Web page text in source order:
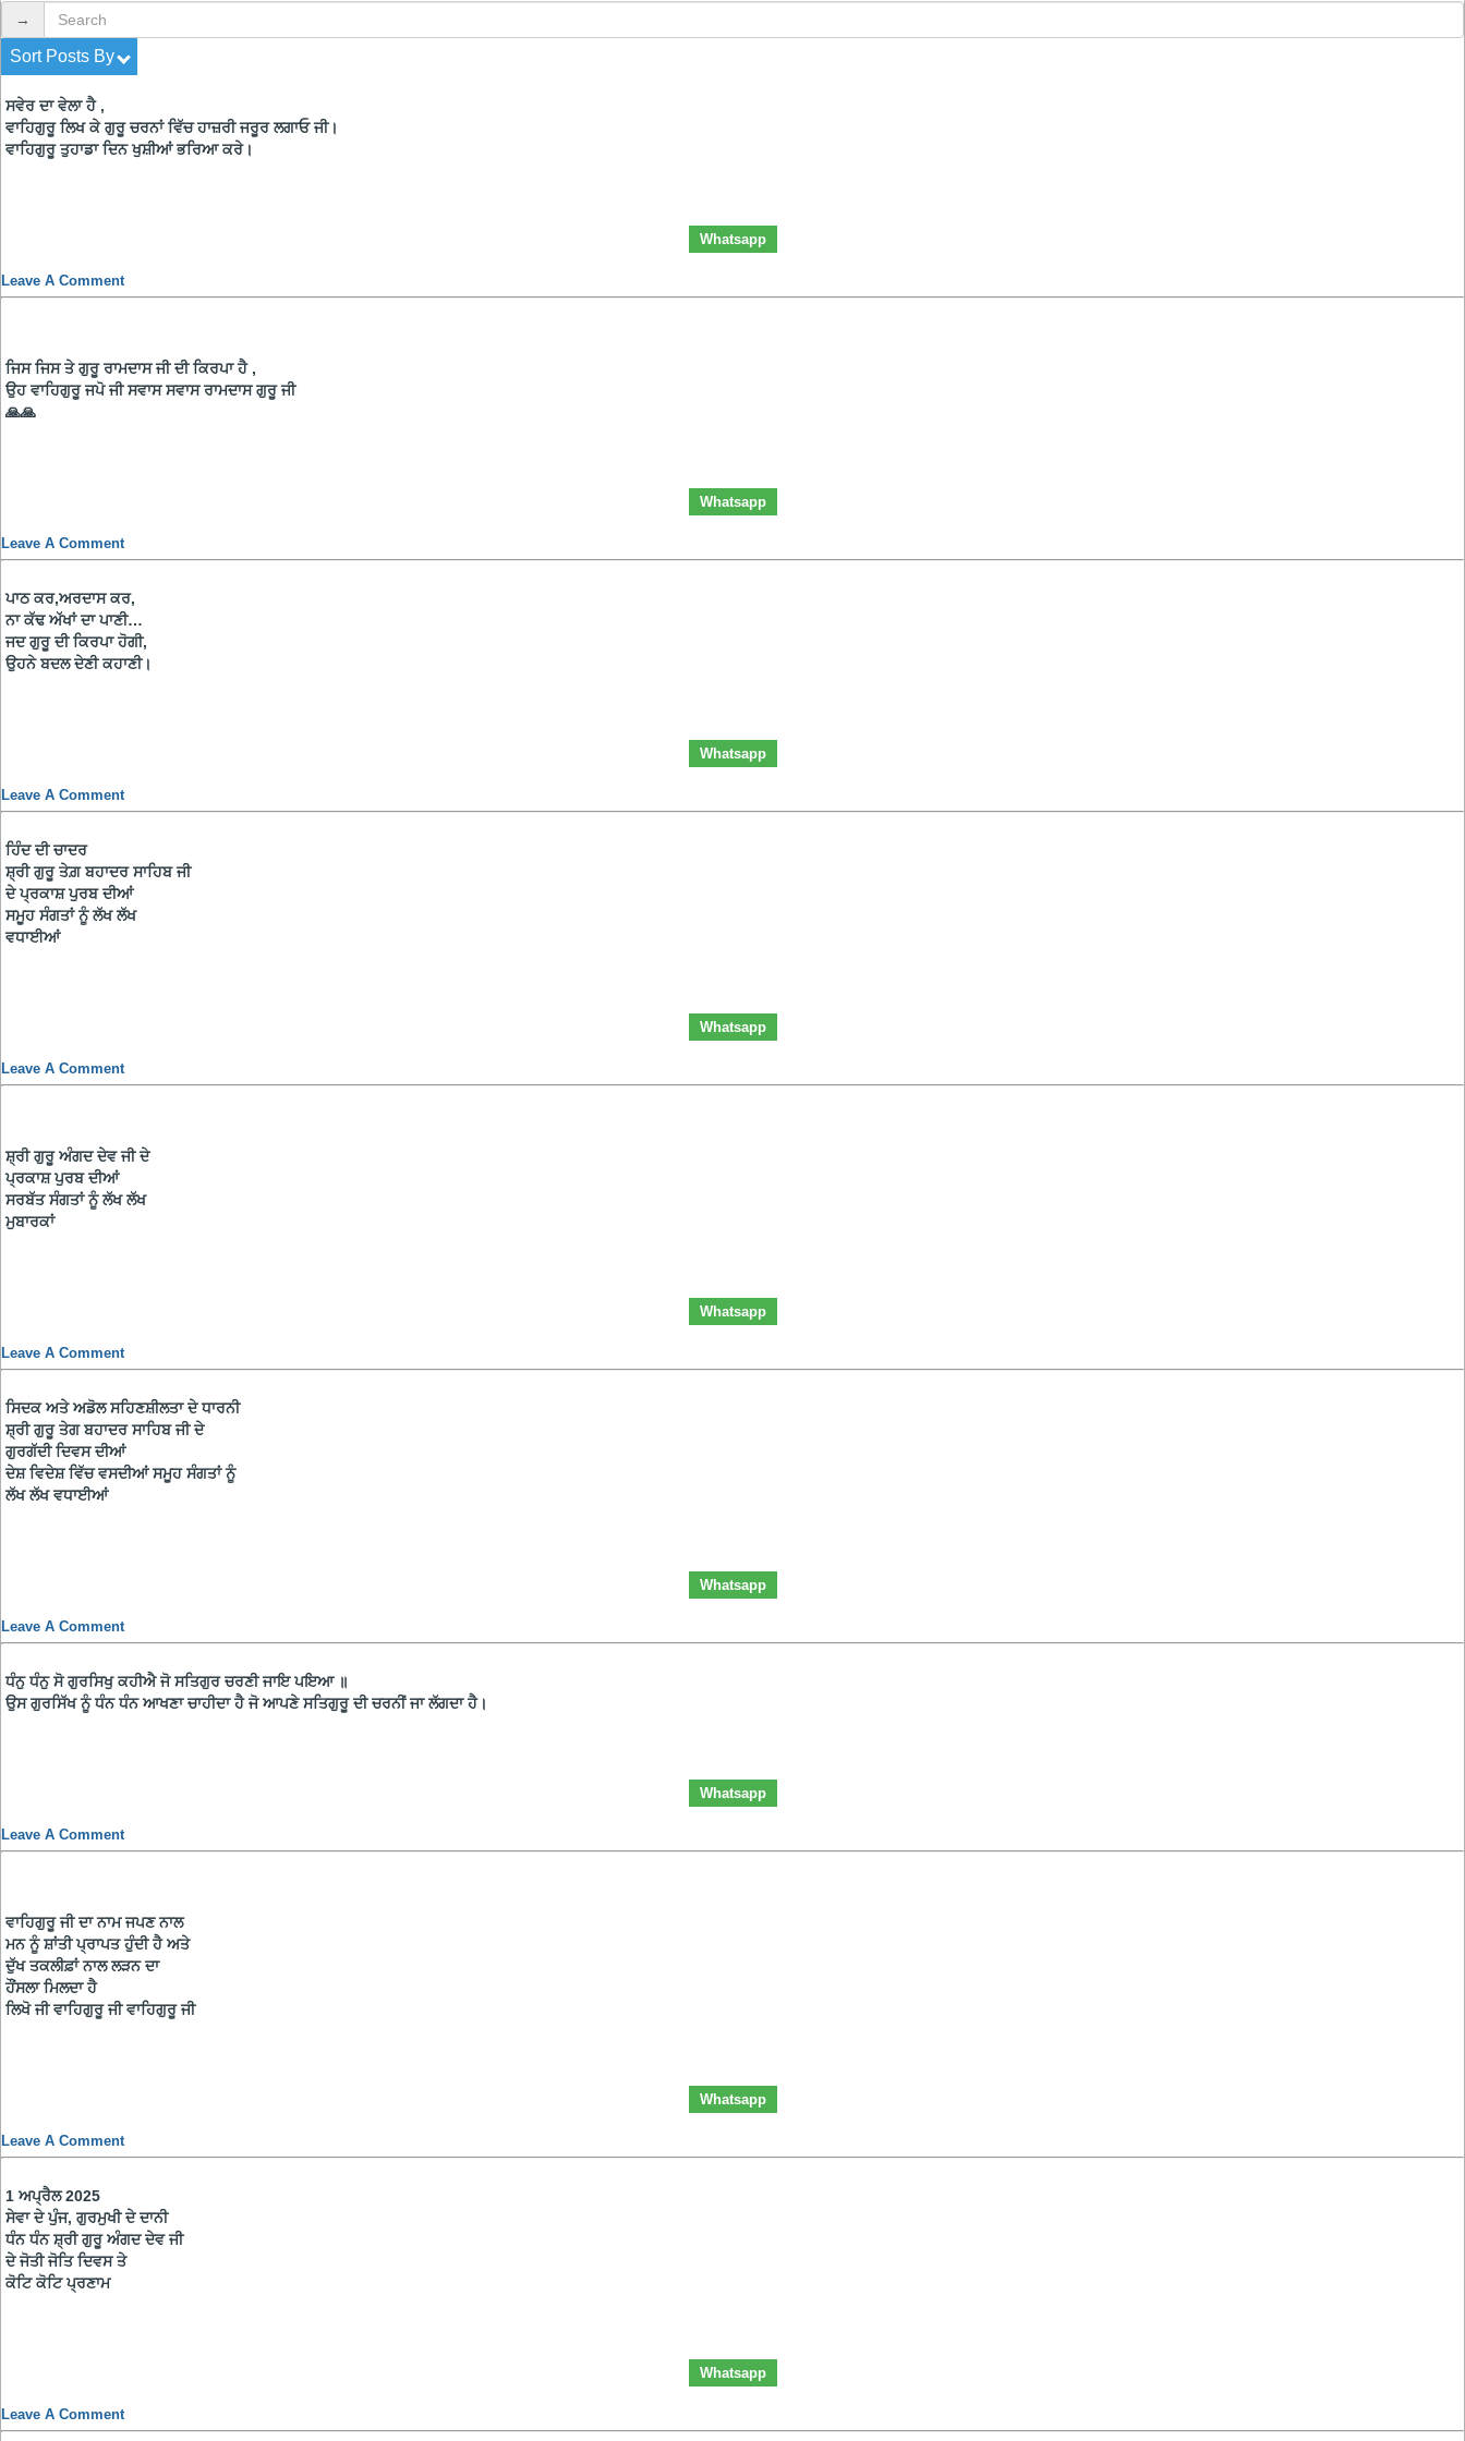
→
Sort Posts By
ਸਵੇਰ ਦਾ ਵੇਲਾ ਹੈ ,
ਵਾਹਿਗੁਰੂ ਲਿਖ ਕੇ ਗੁਰੂ ਚਰਨਾਂ ਵਿੱਚ ਹਾਜ਼ਰੀ ਜਰੂਰ ਲਗਾਓ ਜੀ।
ਵਾਹਿਗੁਰੂ ਤੁਹਾਡਾ ਦਿਨ ਖੁਸ਼ੀਆਂ ਭਰਿਆ ਕਰੇ।
Whatsapp
Leave A Comment
ਜਿਸ ਜਿਸ ਤੇ ਗੁਰੂ ਰਾਮਦਾਸ ਜੀ ਦੀ ਕਿਰਪਾ ਹੈ ,
ਉਹ ਵਾਹਿਗੁਰੂ ਜਪੋ ਜੀ ਸਵਾਸ ਸਵਾਸ ਰਾਮਦਾਸ ਗੁਰੂ ਜੀ
🙏🙏
Whatsapp
Leave A Comment
ਪਾਠ ਕਰ,ਅਰਦਾਸ ਕਰ,
ਨਾ ਕੱਢ ਅੱਖਾਂ ਦਾ ਪਾਣੀ…
ਜਦ ਗੁਰੂ ਦੀ ਕਿਰਪਾ ਹੋਗੀ,
ਉਹਨੇ ਬਦਲ ਦੇਣੀ ਕਹਾਣੀ।
Whatsapp
Leave A Comment
ਹਿੰਦ ਦੀ ਚਾਦਰ
ਸ਼੍ਰੀ ਗੁਰੂ ਤੇਗ਼ ਬਹਾਦਰ ਸਾਹਿਬ ਜੀ
ਦੇ ਪ੍ਰਕਾਸ਼ ਪੁਰਬ ਦੀਆਂ
ਸਮੂਹ ਸੰਗਤਾਂ ਨੂੰ ਲੱਖ ਲੱਖ
ਵਧਾਈਆਂ
Whatsapp
Leave A Comment
ਸ਼੍ਰੀ ਗੁਰੂ ਅੰਗਦ ਦੇਵ ਜੀ ਦੇ
ਪ੍ਰਕਾਸ਼ ਪੁਰਬ ਦੀਆਂ
ਸਰਬੱਤ ਸੰਗਤਾਂ ਨੂੰ ਲੱਖ ਲੱਖ
ਮੁਬਾਰਕਾਂ
Whatsapp
Leave A Comment
ਸਿਦਕ ਅਤੇ ਅਡੋਲ ਸਹਿਣਸ਼ੀਲਤਾ ਦੇ ਧਾਰਨੀ
ਸ਼੍ਰੀ ਗੁਰੂ ਤੇਗ ਬਹਾਦਰ ਸਾਹਿਬ ਜੀ ਦੇ
ਗੁਰਗੱਦੀ ਦਿਵਸ ਦੀਆਂ
ਦੇਸ਼ ਵਿਦੇਸ਼ ਵਿੱਚ ਵਸਦੀਆਂ ਸਮੂਹ ਸੰਗਤਾਂ ਨੂੰ
ਲੱਖ ਲੱਖ ਵਧਾਈਆਂ
Whatsapp
Leave A Comment
ਧੰਨੁ ਧੰਨੁ ਸੋ ਗੁਰਸਿਖੁ ਕਹੀਐ ਜੋ ਸਤਿਗੁਰ ਚਰਣੀ ਜਾਇ ਪਇਆ ॥
ਉਸ ਗੁਰਸਿੱਖ ਨੂੰ ਧੰਨ ਧੰਨ ਆਖਣਾ ਚਾਹੀਦਾ ਹੈ ਜੋ ਆਪਣੇ ਸਤਿਗੁਰੂ ਦੀ ਚਰਨੀਂ ਜਾ ਲੱਗਦਾ ਹੈ।
Whatsapp
Leave A Comment
ਵਾਹਿਗੁਰੂ ਜੀ ਦਾ ਨਾਮ ਜਪਣ ਨਾਲ
ਮਨ ਨੂੰ ਸ਼ਾਂਤੀ ਪ੍ਰਾਪਤ ਹੁੰਦੀ ਹੈ ਅਤੇ
ਦੁੱਖ ਤਕਲੀਫ਼ਾਂ ਨਾਲ ਲੜਨ ਦਾ
ਹੌਂਸਲਾ ਮਿਲਦਾ ਹੈ
ਲਿਖੋ ਜੀ ਵਾਹਿਗੁਰੂ ਜੀ ਵਾਹਿਗੁਰੂ ਜੀ
Whatsapp
Leave A Comment
1 ਅਪ੍ਰੈਲ 2025
ਸੇਵਾ ਦੇ ਪੁੰਜ, ਗੁਰਮੁਖੀ ਦੇ ਦਾਨੀ
ਧੰਨ ਧੰਨ ਸ਼੍ਰੀ ਗੁਰੂ ਅੰਗਦ ਦੇਵ ਜੀ
ਦੇ ਜੋਤੀ ਜੋਤਿ ਦਿਵਸ ਤੇ
ਕੋਟਿ ਕੋਟਿ ਪ੍ਰਣਾਮ
Whatsapp
Leave A Comment